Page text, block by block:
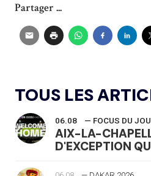
Partager ...
TOUS LES
06.08 — FOCUS DU
AIX-LA-
D'EXCEPTION